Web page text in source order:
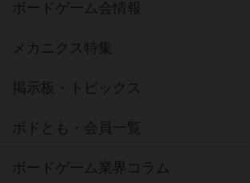
ボードゲーム会情報
メカニクス特集
掲示板・トピックス
ボドとも・会員一覧
ボードゲーム業界コラム